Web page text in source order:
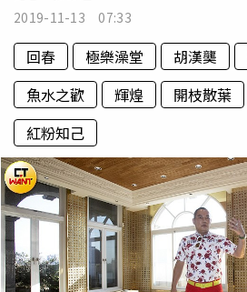
2019-11-13 07:33
回春 極樂澡堂 胡漢龑
魚水之歡
輝煌 開枝散葉
紅粉知己